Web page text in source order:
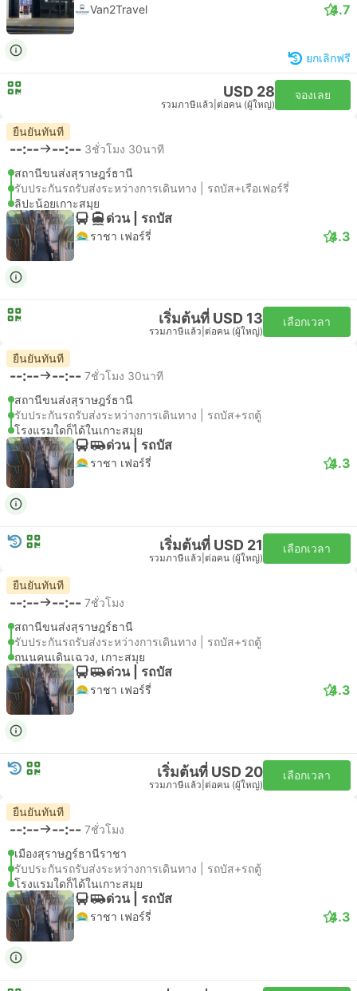
Van2Travel 4.7
ยกเลิกฟรี
USD 28
รวมภาษีแล้ว ต่อคน (ผู้ใหญ่)
จองเลย
ยืนยันทันที
--:-- --:-- 3ชั่วโมง 30นาที
สถานีขนส่งสุราษฎร์ธานี
รับประกันรถรับส่งระหว่างการเดินทาง | รถบัส+เรือเฟอร์รี่
ลิปะน้อยเกาะสมุย
ด่วน | รถบัส
ราชา เฟอร์รี่ 4.3
เริ่มต้นที่ USD 13
รวมภาษีแล้ว ต่อคน (ผู้ใหญ่)
เลือกเวลา
ยืนยันทันที
--:-- --:-- 7ชั่วโมง 30นาที
สถานีขนส่งสุราษฎร์ธานี
รับประกันรถรับส่งระหว่างการเดินทาง | รถบัส+รถตู้
โรงแรมใดก็ได้ในเกาะสมุย
ด่วน | รถบัส
ราชา เฟอร์รี่ 4.3
เริ่มต้นที่ USD 21
รวมภาษีแล้ว ต่อคน (ผู้ใหญ่)
เลือกเวลา
ยืนยันทันที
--:-- --:-- 7ชั่วโมง
สถานีขนส่งสุราษฎร์ธานี
รับประกันรถรับส่งระหว่างการเดินทาง | รถบัส+รถตู้
ถนนคนเดินเฉวง, เกาะสมุย
ด่วน | รถบัส
ราชา เฟอร์รี่ 4.3
เริ่มต้นที่ USD 20
รวมภาษีแล้ว ต่อคน (ผู้ใหญ่)
เลือกเวลา
ยืนยันทันที
--:-- --:-- 7ชั่วโมง
เมืองสุราษฎร์ธานีราชา
รับประกันรถรับส่งระหว่างการเดินทาง | รถบัส+รถตู้
โรงแรมใดก็ได้ในเกาะสมุย
ด่วน | รถบัส
ราชา เฟอร์รี่ 4.3